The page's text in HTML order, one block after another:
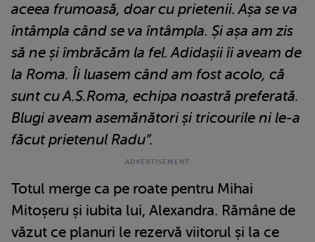
aceea frumoasă, doar cu prietenii. Așa se va
întâmpla când se va întâmpla. Și așa am zis
să ne și îmbrăcăm la fel. Adidașii îi aveam de
la Roma. Îi luasem când am fost acolo, că
sunt cu A.S.Roma, echipa noastră preferată.
Blugi aveam asemănători și tricourile ni le-a
făcut prietenul Radu”.
Totul merge ca pe roate pentru Mihai
Mitoșeru și iubita lui, Alexandra. Rămâne de
văzut ce planuri le rezervă viitorul și la ce